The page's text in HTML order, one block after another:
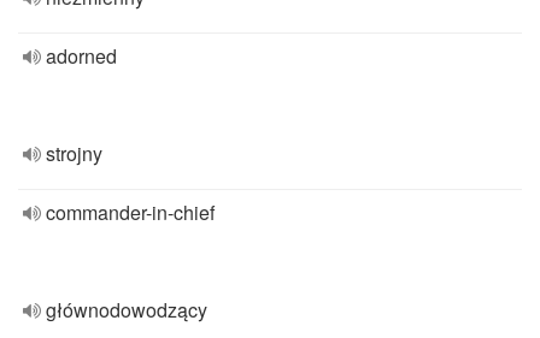
adorned
strojny
commander-in-chief
głównodowodzący